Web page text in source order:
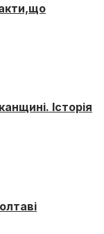
Історія